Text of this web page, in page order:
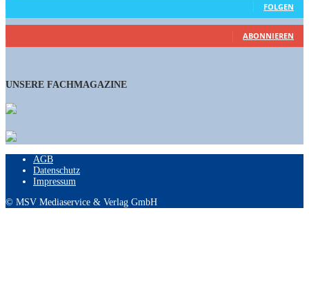
FOLGEN
460 Abonnenten
ABONNIEREN
UNSERE FACHMAGAZINE
AGB
Datenschutz
Impressum
© MSV Mediaservice & Verlag GmbH